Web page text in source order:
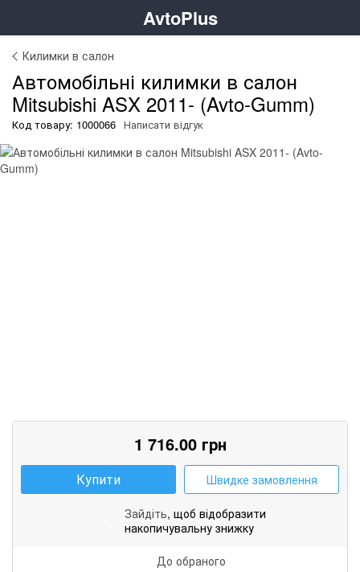
AvtoPlus
Килимки в салон
Автомобільні килимки в салон
Mitsubishi ASX 2011- (Avto-Gumm)
Код товару: 1000066 Написати відгук
1 716.00грн
Купити Швидке замовлення
Зайдіть, щоб відобразити
накопичувальну знижку
До обраного